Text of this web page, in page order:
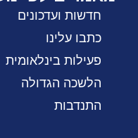
חדשות ועדכונים
כתבו עלינו
פעילות בינלאומית
הלשכה הגדולה
התנדבות